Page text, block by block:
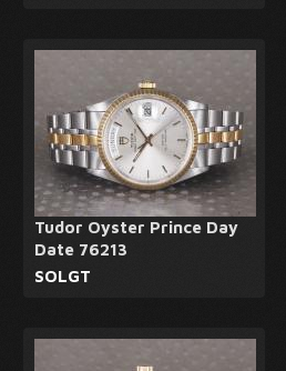
Tudor Oyster Prince Day
Date 76213
SOLGT